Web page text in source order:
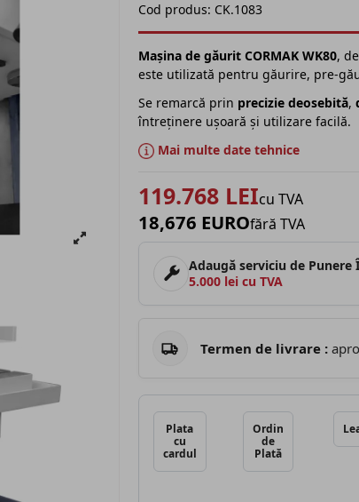
Cod produs: CK.1083
Mașina de găurit CORMAK WK80,
este utilizată pentru găurire, pre-
Se remarcă prin precizie deosebită,
întreținere ușoară și utilizare facilă.
Mai multe date tehnice
119.768 LEIcu TVA
18,676 EUROfără TVA
Adaugă serviciu de Punere
5.000 lei cu TVA
Termen de livrare :
Plata
cu
cardul
Ordin
de
Plată